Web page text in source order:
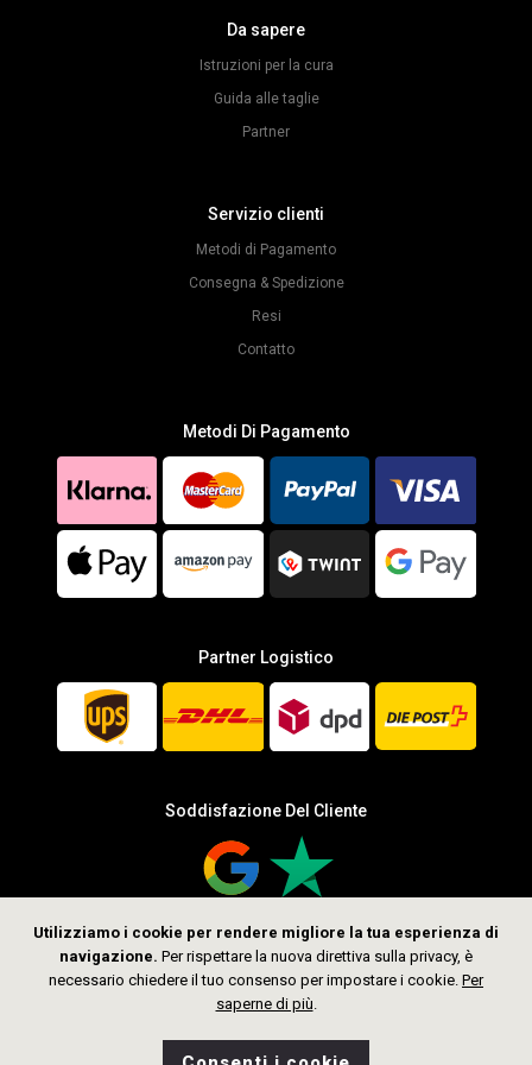
Utilizziamo i cookie per rendere migliore la tua esperienza di
navigazione. Per rispettare la nuova direttiva sulla privacy, è
necessario chiedere il tuo consenso per impostare i cookie. Per
saperne di più.
Da sapere
Istruzioni per la cura
Guida alle taglie
Partner
Servizio clienti
Metodi di Pagamento
Consegna & Spedizione
Resi
Contatto
Metodi Di Pagamento
Partner Logistico
Soddisfazione Del Cliente